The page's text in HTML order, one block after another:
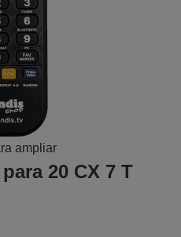
ampliar
20 CX 7 T